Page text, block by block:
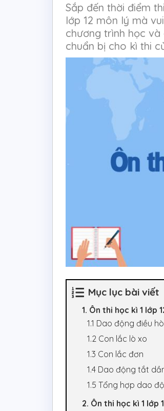
Sắp đến thời điểm
lớp 12 môn lý mà
chương trình học
chuẩn bị cho kì thi
Mục lục bài viết
1. Ôn thi học kì 1 lớp
1.1 Dao động điều
1.2 Con lắc lò xo
1.3 Con lắc đơn
1.4 Dao động tắt
1.5 Tổng hợp dao
2. Ôn thi học kì 1 lớp